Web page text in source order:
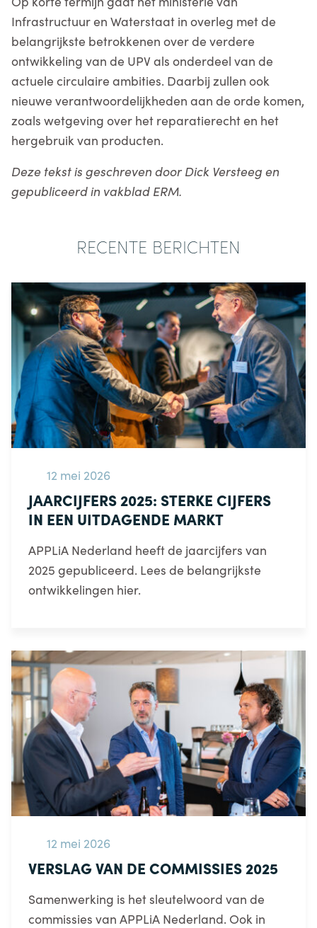
Infrastructuur en Waterstaat in overleg met de
belangrijkste betrokkenen over de verdere
ontwikkeling van de UPV als onderdeel van de
actuele circulaire ambities. Daarbij zullen ook
nieuwe verantwoordelijkheden aan de orde komen,
zoals wetgeving over het reparatierecht en het
hergebruik van producten.
Deze tekst is geschreven door Dick Versteeg en
gepubliceerd in vakblad ERM.
RECENTE BERICHTEN
12 mei 2026
JAARCIJFERS 2025: STERKE CIJFERS
IN EEN UITDAGENDE MARKT
APPLiA Nederland heeft de jaarcijfers van
2025 gepubliceerd. Lees de belangrijkste
ontwikkelingen hier.
12 mei 2026
VERSLAG VAN DE COMMISSIES 2025
Samenwerking is het sleutelwoord van de
commissies van APPLiA Nederland. Ook in